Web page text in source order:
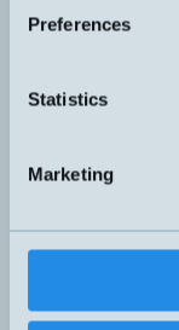
Preferences
Statistics
Marketing